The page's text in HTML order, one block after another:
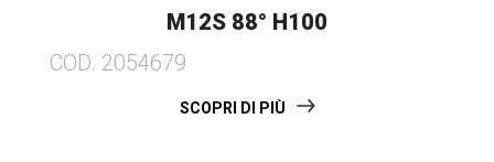
M12S 88° H100
COD. 2054679
SCOPRI DI PIÙ